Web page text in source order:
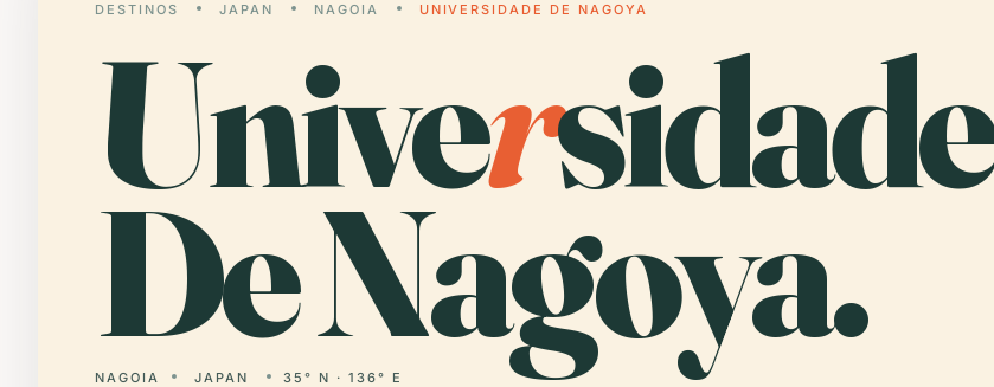
DESTINOS JAPAN NAGOIA UNIVERSIDADE DE NAGOYA
Universidade
De Nagoya.
NAGOIA JAPAN 35° N · 136° E